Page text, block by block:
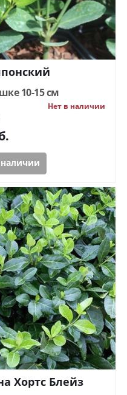
10-15 см
Нет в наличии
Хортс Блейз